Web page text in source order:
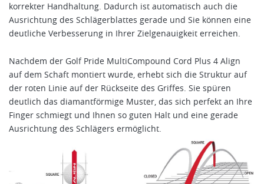
korrekter Handhaltung. Dadurch ist automatisch auch die
Ausrichtung des Schlägerblattes gerade und Sie können eine
deutliche Verbesserung in Ihrer Zielgenauigkeit erreichen.
Nachdem der Golf Pride MultiCompound Cord Plus 4 Align
auf dem Schaft montiert wurde, erhebt sich die Struktur auf
der roten Linie auf der Rückseite des Griffes. Sie spüren
deutlich das diamantförmige Muster, das sich perfekt an Ihre
Finger schmiegt und Ihnen so guten Halt und eine gerade
Ausrichtung des Schlägers ermöglicht.